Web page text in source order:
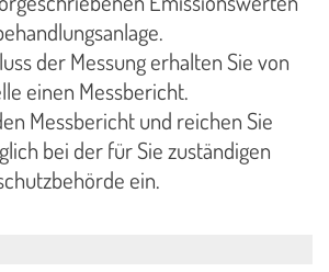
der Messung erhalten Sie von
einen Messbericht.
Messbericht und reichen Sie
bei der für Sie zuständigen
ein.